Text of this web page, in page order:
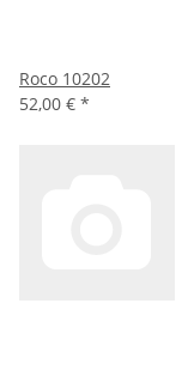
Roco 10202
52,00 € *